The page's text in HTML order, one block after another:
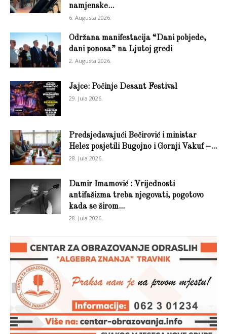
namjenske...
6. Augusta 2026.
Održana manifestacija “Dani pobjede,
dani ponosa” na Ljutoj gredi
2. Augusta 2026.
Jajce: Počinje Desant Festival
29. Jula 2026.
Predsjedavajući Bečirović i ministar
Helez posjetili Bugojno i Gornji Vakuf –...
28. Jula 2026.
Damir Imamović : Vrijednosti
antifašizma treba njegovati, pogotovo
kada se širom...
28. Jula 2026.